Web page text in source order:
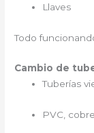
Llaves
Todo
Cambio de
Tuberías
PVC,